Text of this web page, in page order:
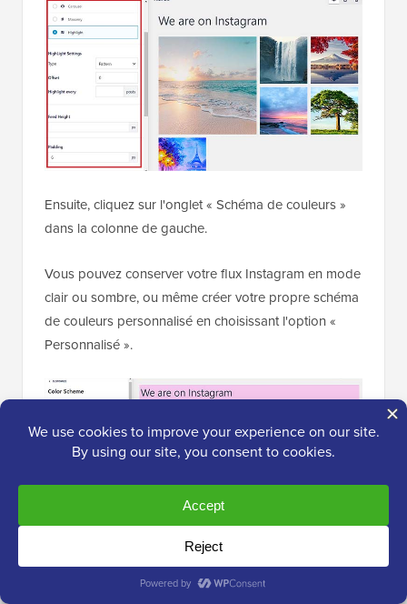
Ensuite, cliquez sur l'onglet « Schéma de couleurs »
dans la colonne de gauche.
Vous pouvez conserver votre flux Instagram en mode
clair ou sombre, ou même créer votre propre schéma
de couleurs personnalisé en choisissant l'option «
Personnalisé ».
Après cela, cliquez sur l'onglet « Publications » dans
la colonne de gauche.